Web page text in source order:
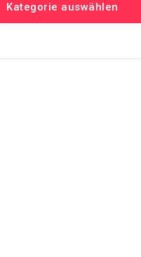
Kategorie auswählen